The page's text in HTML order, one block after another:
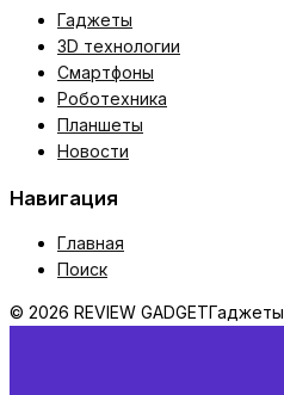
Гаджеты
3D технологии
Смартфоны
Роботехника
Планшеты
Новости
Навигация
Главная
Поиск
© 2026 REVIEW GADGETГаджеты